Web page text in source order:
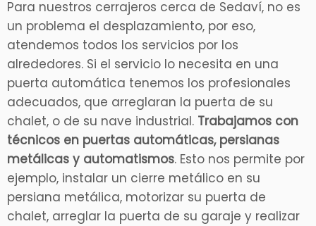
Para nuestros cerrajeros cerca de Sedaví, no es
un problema el desplazamiento, por eso,
atendemos todos los servicios por los
alrededores. Si el servicio lo necesita en una
puerta automática tenemos los profesionales
adecuados, que arreglaran la puerta de su
chalet, o de su nave industrial. Trabajamos con
técnicos en puertas automáticas, persianas
metálicas y automatismos. Esto nos permite por
ejemplo, instalar un cierre metálico en su
persiana metálica, motorizar su puerta de
chalet, arreglar la puerta de su garaje y realizar